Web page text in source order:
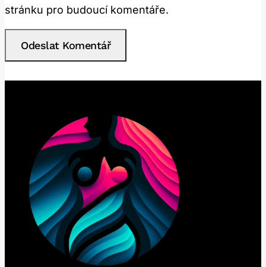
stránku pro budoucí komentáře.